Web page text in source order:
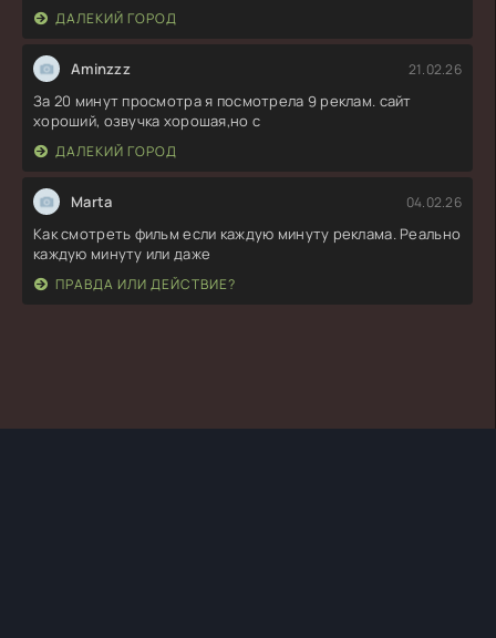
ДАЛЕКИЙ ГОРОД
Aminzzz 21.02.26
За 20 минут просмотра я посмотрела 9 реклам. сайт
хороший, озвучка хорошая,но с
ДАЛЕКИЙ ГОРОД
Marta 04.02.26
Как смотреть фильм если каждую минуту реклама. Реально
каждую минуту или даже
ПРАВДА ИЛИ ДЕЙСТВИЕ?